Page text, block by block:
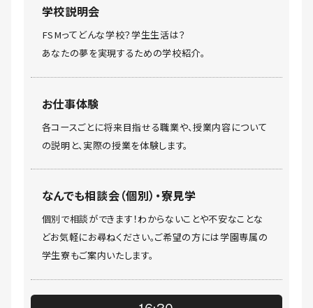
学校説明会
FSMってどんな学校？学生生活は？
あなたの夢を実現するための学校紹介。
お仕事体験
各コースごとに将来目指せる職業や、授業内容について
の説明と、実際の授業を体験します。
なんでも相談会（個別）・寮見学
個別で相談ができます！わからないことや不安なことな
どお気軽にお尋ねください。ご希望の方には学園専属の
学生寮もご案内いたします。